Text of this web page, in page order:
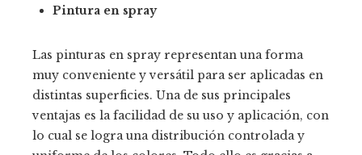
Pintura en spray
Las pinturas en spray representan una forma
muy conveniente y versátil para ser aplicadas en
distintas superficies. Una de sus principales
ventajas es la facilidad de su uso y aplicación, con
lo cual se logra una distribución controlada y